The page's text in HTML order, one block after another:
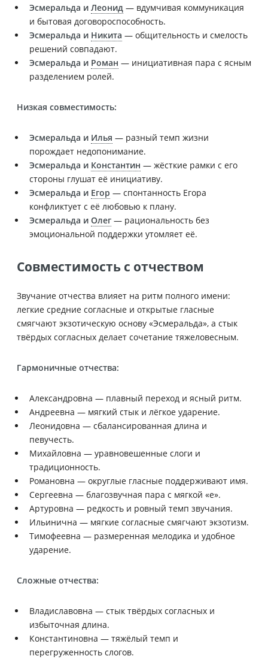
Эсмеральда и Леонид — вдумчивая коммуникация
и бытовая договороспособность.
Эсмеральда и Никита — общительность и смелость
решений совпадают.
Эсмеральда и Роман — инициативная пара с ясным
разделением ролей.
Низкая совместимость:
Эсмеральда и Илья — разный темп жизни
порождает недопонимание.
Эсмеральда и Константин — жёсткие рамки с его
стороны глушат её инициативу.
Эсмеральда и Егор — спонтанность Егора
конфликтует с её любовью к плану.
Эсмеральда и Олег — рациональность без
эмоциональной поддержки утомляет её.
Совместимость с отчеством
Звучание отчества влияет на ритм полного имени:
легкие средние согласные и открытые гласные
смягчают экзотическую основу «Эсмеральда», а стык
твёрдых согласных делает сочетание тяжеловесным.
Гармоничные отчества:
Александровна — плавный переход и ясный ритм.
Андреевна — мягкий стык и лёгкое ударение.
Леонидовна — сбалансированная длина и
певучесть.
Михайловна — уравновешенные слоги и
традиционность.
Романовна — округлые гласные поддерживают имя.
Сергеевна — благозвучная пара с мягкой «е».
Артуровна — редкость и ровный темп звучания.
Ильинична — мягкие согласные смягчают экзотизм.
Тимофеевна — размеренная мелодика и удобное
ударение.
Сложные отчества:
Владиславовна — стык твёрдых согласных и
избыточная длина.
Константиновна — тяжёлый темп и
перегруженность слогов.